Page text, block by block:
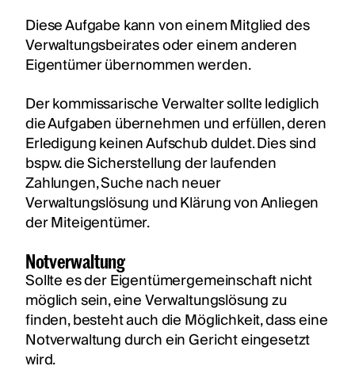
Diese Aufgabe kann von einem Mitglied des
Verwaltungsbeirates oder einem anderen
Eigentümer übernommen werden.
Der kommissarische Verwalter sollte lediglich
die Aufgaben übernehmen und erfüllen, deren
Erledigung keinen Aufschub duldet. Dies sind
bspw. die Sicherstellung der laufenden
Zahlungen, Suche nach neuer
Verwaltungslösung und Klärung von Anliegen
der Miteigentümer.
Notverwaltung
Sollte es der Eigentümergemeinschaft nicht
möglich sein, eine Verwaltungslösung zu
finden, besteht auch die Möglichkeit, dass eine
Notverwaltung durch ein Gericht eingesetzt
wird.